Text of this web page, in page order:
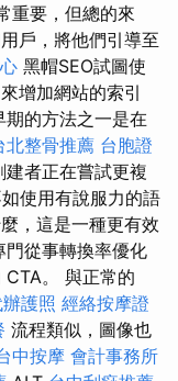
重要，但總的來
戶，將他們引導至
黑帽SEO試圖使
增加網站的索引
期的方法之一是在
北整骨推薦 台胞證
者正在嘗試更複
使用有說服力的語
，這是一種更有效
從事轉換率優化
。 與正常的
護照 經絡按摩證
流程類似，圖像也
中按摩 會計事務所